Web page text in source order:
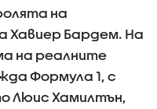
на
Хавиер Бардем. На
на реалните
Формула 1, с
Люис Хамилтън,